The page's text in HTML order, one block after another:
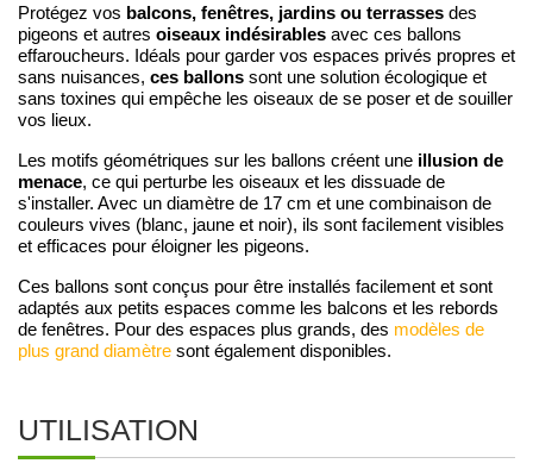
Protégez vos balcons, fenêtres, jardins ou terrasses des
pigeons et autres oiseaux indésirables avec ces ballons
effaroucheurs. Idéals pour garder vos espaces privés propres et
sans nuisances, ces ballons sont une solution écologique et
sans toxines qui empêche les oiseaux de se poser et de souiller
vos lieux.
Les motifs géométriques sur les ballons créent une illusion de
menace, ce qui perturbe les oiseaux et les dissuade de
s'installer. Avec un diamètre de 17 cm et une combinaison de
couleurs vives (blanc, jaune et noir), ils sont facilement visibles
et efficaces pour éloigner les pigeons.
Ces ballons sont conçus pour être installés facilement et sont
adaptés aux petits espaces comme les balcons et les rebords
de fenêtres. Pour des espaces plus grands, des modèles de
plus grand diamètre sont également disponibles.
UTILISATION